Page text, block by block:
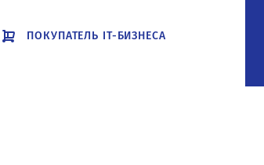
ПОКУПАТЕЛЬ IT-БИЗНЕСА